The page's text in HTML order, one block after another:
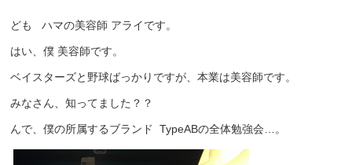
ども ハマの美容師 アライです。
はい、僕 美容師です。
ベイスターズと野球ばっかりですが、本業は美容師です。
みなさん、知ってました？？
んで、僕の所属するブランド TypeABの全体勉強会…。